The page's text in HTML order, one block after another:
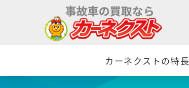
カーネクストの特長